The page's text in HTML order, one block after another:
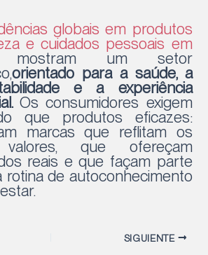
globais em produtos
e cuidados pessoais em
um setor
orientado para a saúde, a
e a experiência
Os consumidores exigem
que produtos eficazes:
marcas que reflitam os
que ofereçam
reais e que façam parte
rotina de autoconhecimento
SIGUIENTE